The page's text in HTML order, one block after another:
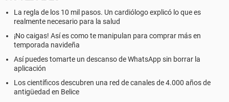
La regla de los 10 mil pasos. Un cardiólogo explicó lo que es
realmente necesario para la salud
¡No caigas! Así es como te manipulan para comprar más en
temporada navideña
Así puedes tomarte un descanso de WhatsApp sin borrar la
aplicación
Los científicos descubren una red de canales de 4.000 años de
antigüedad en Belice